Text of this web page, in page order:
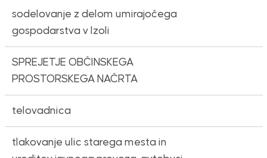
sodelovanje z delom umirajočega
gospodarstva v Izoli
SPREJETJE OBČINSKEGA
PROSTORSKEGA NAČRTA
telovadnica
tlakovanje ulic starega mesta in